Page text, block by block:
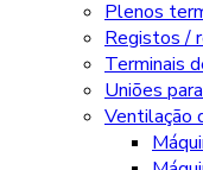
Plenos
Registos /
Terminais
Uniões
Ventilação